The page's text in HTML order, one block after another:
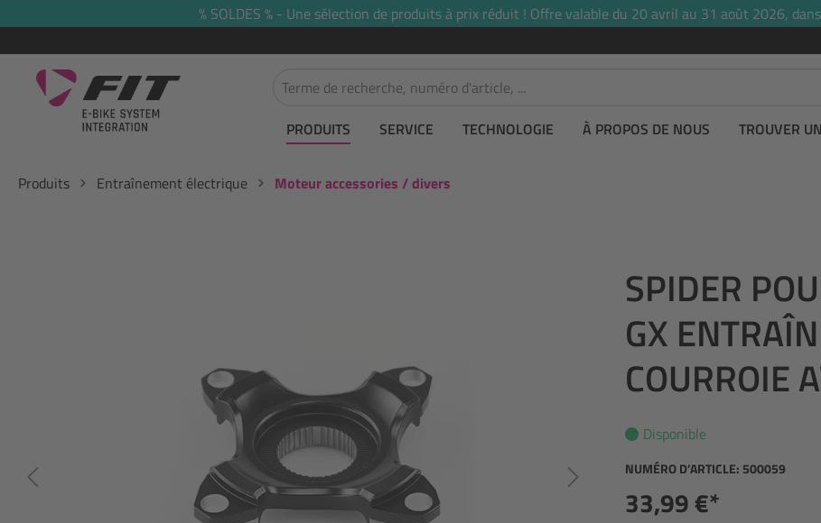
Passer à la navigation principale% SOLDES % - Une sélection de produits à prix réduit ! Offre valable du 20 avril au 31 août 2026,
PRODUITS SERVICE TECHNOLOGIE À PROPOS DE NOUS TROUVER
Produits Entraînement électrique Moteur accessories / divers
SPIDER
GX
COURROIE
Disponible
NUMÉRO D’ARTICLE: 500059
33,99 €*